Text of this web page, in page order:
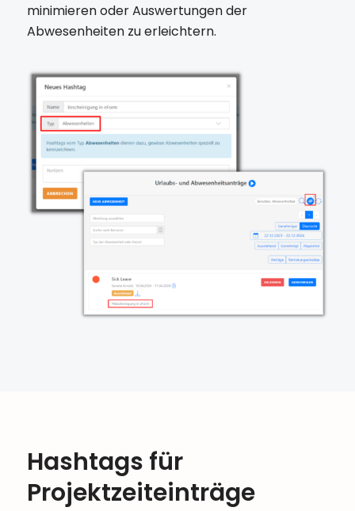
minimieren oder Auswertungen der
Abwesenheiten zu erleichtern.
Hashtags für
Projektzeiteinträge